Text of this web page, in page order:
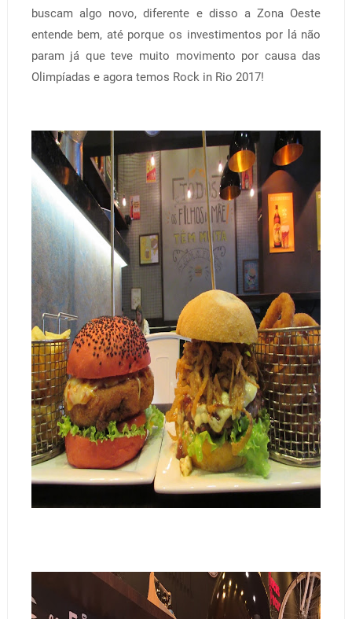
buscam algo novo, diferente e disso a Zona Oeste
entende bem, até porque os investimentos por lá não
param já que teve muito movimento por causa das
Olimpíadas e agora temos Rock in Rio 2017!